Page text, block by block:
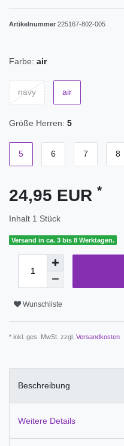
Artikelnummer 225167-802-005
Farbe: air
navy air
Größe Herren: 5
5 6 7 8
24,95 EUR *
Inhalt 1 Stück
Versand in ca. 3 bis 8 Werktagen.
Wunschliste
* inkl. ges. MwSt. zzgl. Versandkosten
Beschreibung
Weitere Details